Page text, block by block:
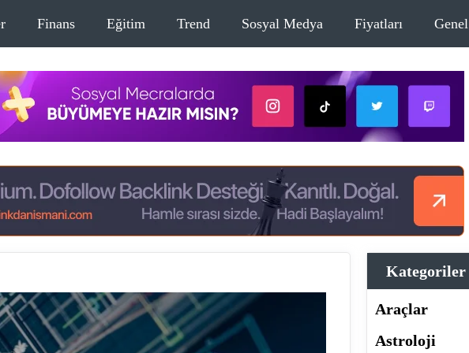
Finans Eğitim Trend Sosyal Medya Fiyatları Genel
Kategoriler
Araçlar
Astroloji